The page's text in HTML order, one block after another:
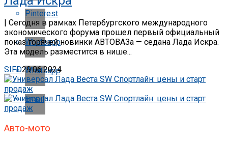
Pinterest
Whatsapp
Whatsapp
Email
| Сегодня в рамках Петербургского международного
экономического форума прошел первый официальный
показ горячей новинки АВТОВАЗа — седана Лада Искра.
Эта модель разместится в нише...
SIFD29.06.2024
Авто-мото